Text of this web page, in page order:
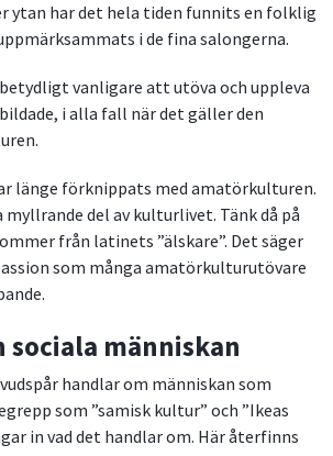
ytan har det hela tiden funnits en folklig
i de fina salongerna.
vanligare att utöva och uppleva
i alla fall när det gäller den
länge förknippats med amatörkulturen.
myllrande del av kulturlivet. Tänk då på
från latinets ”älskare”. Det säger
som många amatörkulturutövare
sociala människan
handlar om människan som
som ”samisk kultur” och ”Ikeas
in vad det handlar om. Här återfinns